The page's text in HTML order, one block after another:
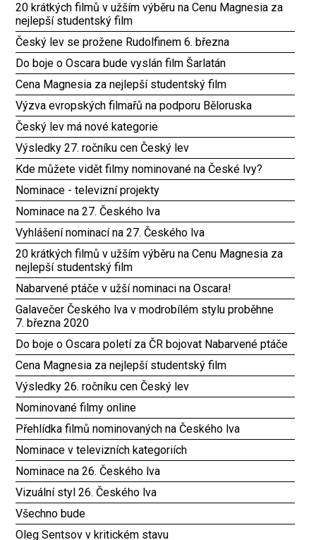
20 krátkých filmů v užším výběru na Cenu Magnesia za
nejlepší studentský film
Český lev se prožene Rudolfinem 6. března
Do boje o Oscara bude vyslán film Šarlatán
Cena Magnesia za nejlepší studentský film
Výzva evropských filmařů na podporu Běloruska
Český lev má nové kategorie
Výsledky 27. ročníku cen Český lev
Kde můžete vidět filmy nominované na České lvy?
Nominace - televizní projekty
Nominace na 27. Českého lva
Vyhlášení nominací na 27. Českého lva
20 krátkých filmů v užším výběru na Cenu Magnesia za
nejlepší studentský film
Nabarvené ptáče v užší nominaci na Oscara!
Galavečer Českého lva v modrobílém stylu proběhne
7. března 2020
Do boje o Oscara poletí za ČR bojovat Nabarvené ptáče
Cena Magnesia za nejlepší studentský film
Výsledky 26. ročníku cen Český lev
Nominované filmy online
Přehlídka filmů nominovaných na Českého lva
Nominace v televizních kategoriích
Nominace na 26. Českého lva
Vizuální styl 26. Českého lva
Všechno bude
Oleg Sentsov v kritickém stavu